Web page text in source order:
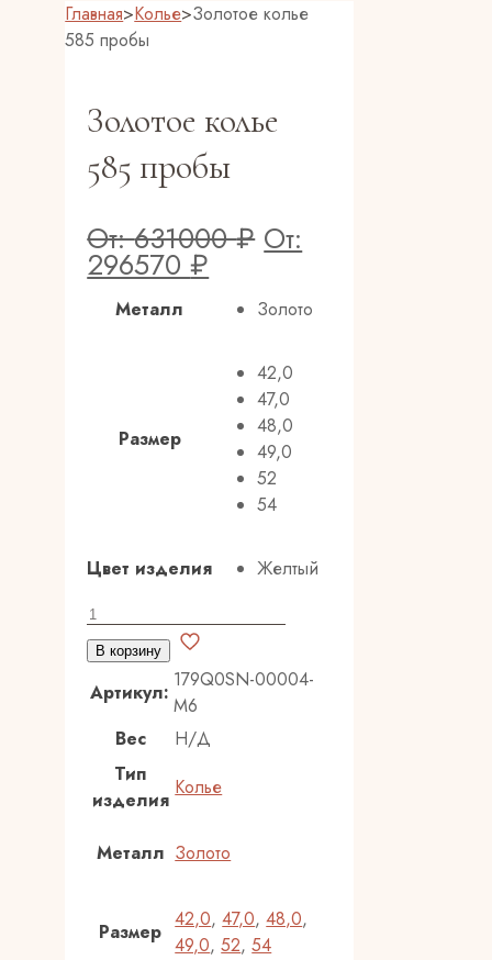
Главная>Колье>Золотое колье
585 пробы
Золотое колье
585 пробы
От:631000₽ От:
296570₽
Металл Золото
Размер
42,0
47,0
48,0
49,0
52
54
Цвет изделия
Желтый
Количество
товара
Золотое
колье
пробы
В корзину
Артикул:
179Q0SN-00004-
M6
Вес
Н/Д
Тип
изделия
Колье
Металл Золото
Размер
42,0,47,0,48,0,
49,0,52,54